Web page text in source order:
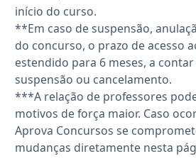
início do curso.
**Em caso de suspensão,
do concurso, o prazo de acesso
estendido para 6 meses, a
suspensão ou cancelamento.
***A relação de professores
motivos de força maior. Caso
Aprova Concursos se
mudanças diretamente nesta